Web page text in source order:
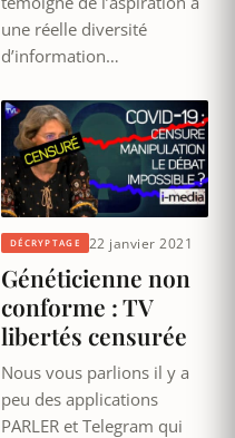
une réelle diversité
d’information…
DÉCRYPTAGE 22 janvier 2021
Généticienne non
conforme : TV
libertés censurée
Nous vous parlions il y a
peu des applications
PARLER et Telegram qui